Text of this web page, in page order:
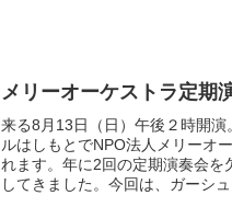
メリーオーケストラ定期
来る8月13日（日）午後２時開
ルはしもとでNPO法人メリーオ
れます。年に2回の定期演奏会
してきました。今回は、ガーシ